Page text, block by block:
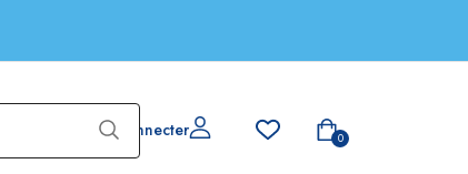
Se connecter 0